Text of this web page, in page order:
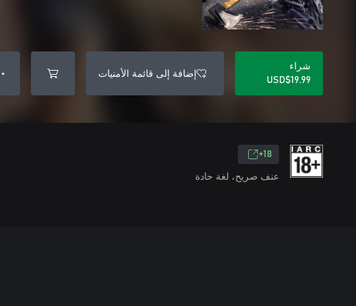
شراء
USD$19.99
إضافة إلى قائمة الأمنيات ●
18+
عنف صريح، لغة حادة